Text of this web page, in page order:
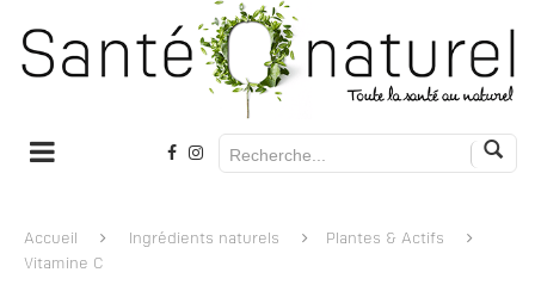
Accueil Ingrédients naturels
Plantes & Actifs
Vitamine C